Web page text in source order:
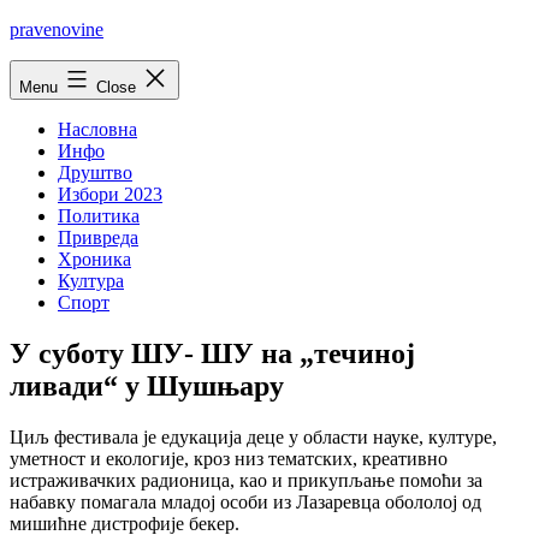
Skip
pravenovine
Menu Close
Насловна
Инфо
Друштво
Избори 2023
Политика
Привреда
Хроника
Култура
Спорт
У суботу ШУ- ШУ на „течиној
ливади“ у Шушњару
Циљ фестивала је едукација деце у области науке, културе,
уметност и екологије, кроз низ тематских, креативно
истраживачких радионица, као и прикупљање помоћи за
набавку помагала младој особи из Лазаревца обололој од
мишићне дистрофије бекер.